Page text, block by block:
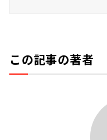
この記事の著者